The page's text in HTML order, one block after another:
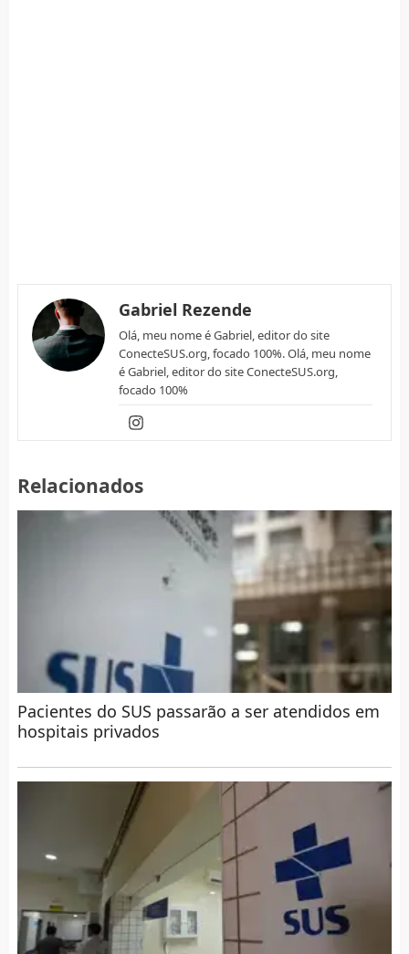
Gabriel Rezende
Olá, meu nome é Gabriel, editor do site
ConecteSUS.org, focado 100%. Olá, meu nome
é Gabriel, editor do site ConecteSUS.org,
focado 100%
Relacionados
Pacientes do SUS passarão a ser atendidos em
hospitais privados